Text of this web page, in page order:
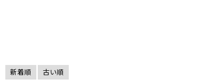
新着順 古い順